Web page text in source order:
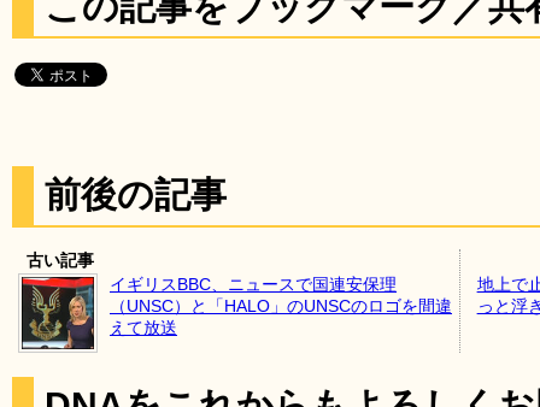
前後の記事
古い記事
イギリスBBC、ニュースで国連安保理
（UNSC）と「HALO」のUNSCのロゴを間違
えて放送
地上で
っと浮